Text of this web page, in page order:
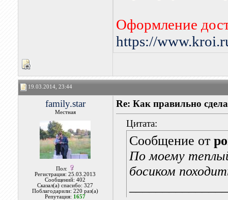
Оформление
https://
19.03.2014, 23:44
family.star
Местная
Пол:
Регистрация: 25.03.2013
Сообщений: 402
Сказал(а) спасибо: 327
Поблагодарили: 220 раз(а)
Репутация: 1657
Re: Как правильно
Цитата:
Сообщение от
По моему
босиком